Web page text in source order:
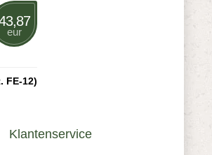
eur
FE-12)
Klantenservice